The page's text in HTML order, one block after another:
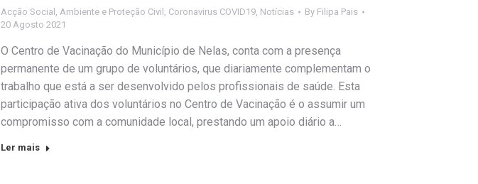
Acção Social , Ambiente e Proteção Civil , Coronavirus COVID19, Notícias By Filipa Pais
20 Agosto 2021
O Centro de Vacinação do Município de Nelas, conta com a presença
permanente de um grupo de voluntários, que diariamente complementam o
trabalho que está a ser desenvolvido pelos profissionais de saúde. Esta
participação ativa dos voluntários no Centro de Vacinação é o assumir um
compromisso com a comunidade local, prestando um apoio diário a…
Ler mais